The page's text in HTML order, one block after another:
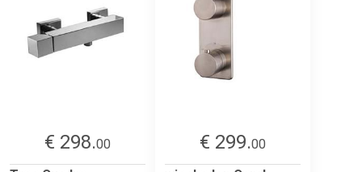
€ 298.00
€ 299.00